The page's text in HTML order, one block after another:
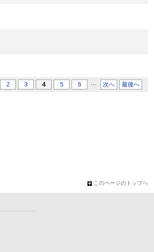
2 3 4 5 6 ... 次へ 最後へ
このページのトップへ